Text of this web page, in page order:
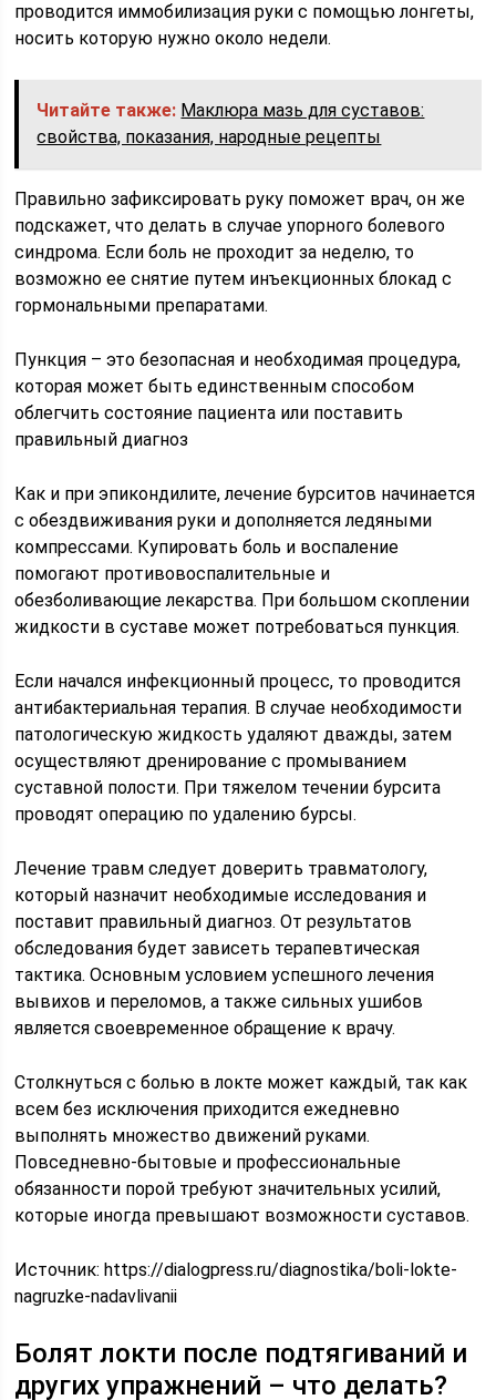
проводится иммобилизация руки с помощью лонгеты,
носить которую нужно около недели.
Читайте также: Маклюра мазь для суставов:
свойства, показания, народные рецепты
Правильно зафиксировать руку поможет врач, он же
подскажет, что делать в случае упорного болевого
синдрома. Если боль не проходит за неделю, то
возможно ее снятие путем инъекционных блокад с
гормональными препаратами.
Пункция – это безопасная и необходимая процедура,
которая может быть единственным способом
облегчить состояние пациента или поставить
правильный диагноз
Как и при эпикондилите, лечение бурситов начинается
с обездвиживания руки и дополняется ледяными
компрессами. Купировать боль и воспаление
помогают противовоспалительные и
обезболивающие лекарства. При большом скоплении
жидкости в суставе может потребоваться пункция.
Если начался инфекционный процесс, то проводится
антибактериальная терапия. В случае необходимости
патологическую жидкость удаляют дважды, затем
осуществляют дренирование с промыванием
суставной полости. При тяжелом течении бурсита
проводят операцию по удалению бурсы.
Лечение травм следует доверить травматологу,
который назначит необходимые исследования и
поставит правильный диагноз. От результатов
обследования будет зависеть терапевтическая
тактика. Основным условием успешного лечения
вывихов и переломов, а также сильных ушибов
является своевременное обращение к врачу.
Столкнуться с болью в локте может каждый, так как
всем без исключения приходится ежедневно
выполнять множество движений руками.
Повседневно-бытовые и профессиональные
обязанности порой требуют значительных усилий,
которые иногда превышают возможности суставов.
Источник:https://dialogpress.ru/diagnostika/boli-lokte-
nagruzke-nadavlivanii
Болят локти после подтягиваний и
других упражнений – что делать?